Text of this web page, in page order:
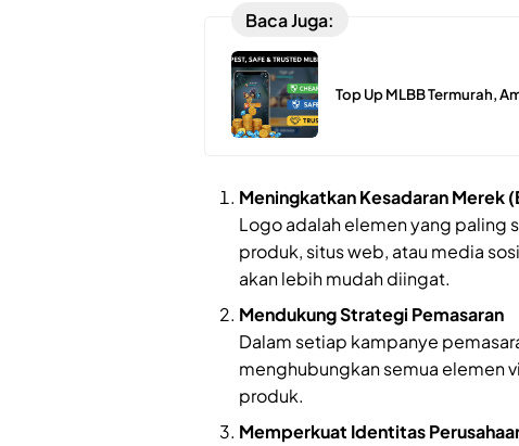
Baca Juga:
Top Up MLBB Termurah,
Meningkatkan Kesadaran Merek
Logo adalah elemen yang paling
produk, situs web, atau media
akan lebih mudah diingat.
Mendukung Strategi Pemasaran
Dalam setiap kampanye
menghubungkan semua elemen
produk.
Memperkuat Identitas